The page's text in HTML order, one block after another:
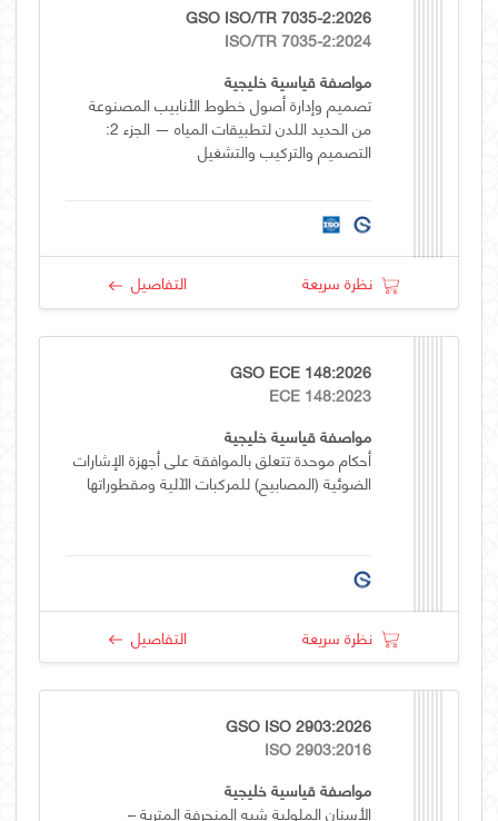
GSO ISO/TR 7035-2:2026
ISO/TR 7035-2:2024
مواصفة قياسية خليجية
تصميم وإدارة أصول خطوط الأنابيب المصنوعة
من الحديد اللدن لتطبيقات المياه — الجزء 2:
التصميم والتركيب والتشغيل
نظرة سريعة التفاصيل
GSO ECE 148:2026
ECE 148:2023
مواصفة قياسية خليجية
أحكام موحدة تتعلق بالموافقة على أجهزة الإشارات
الضوئية (المصابيح) للمركبات الآلية ومقطوراتها
نظرة سريعة التفاصيل
GSO ISO 2903:2026
ISO 2903:2016
مواصفة قياسية خليجية
الأسنان الملولبة شبه المنحرفة المترية –